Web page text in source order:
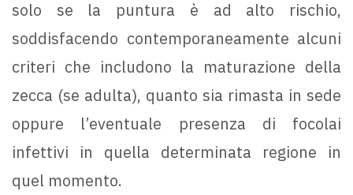
solo se la puntura è ad alto rischio,
soddisfacendo contemporaneamente alcuni
criteri che includono la maturazione della
zecca (se adulta), quanto sia rimasta in sede
oppure l’eventuale presenza di focolai
infettivi in quella determinata regione in
quel momento.